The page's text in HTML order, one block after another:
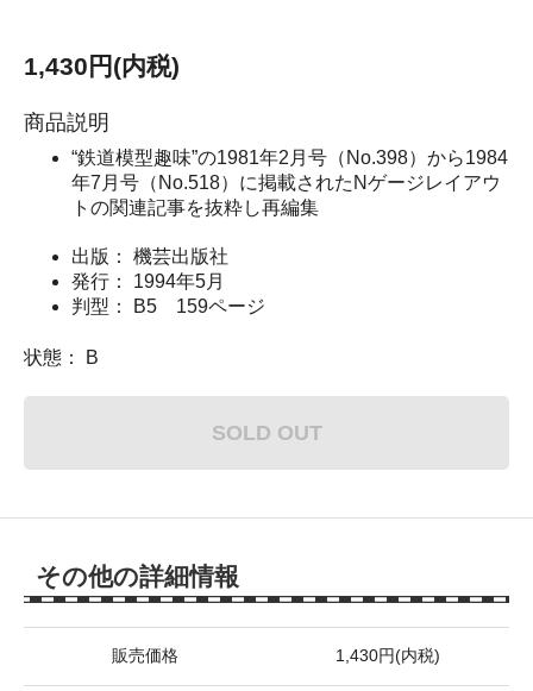
1,430円(内税)
商品説明
“鉄道模型趣味”の1981年2月号（No.398）から1984
年7月号（No.518）に掲載されたNゲージレイアウ
トの関連記事を抜粋し再編集
出版： 機芸出版社
発行： 1994年5月
判型： B5 159ページ
状態： B
SOLD OUT
その他の詳細情報
販売価格 1,430円(内税)